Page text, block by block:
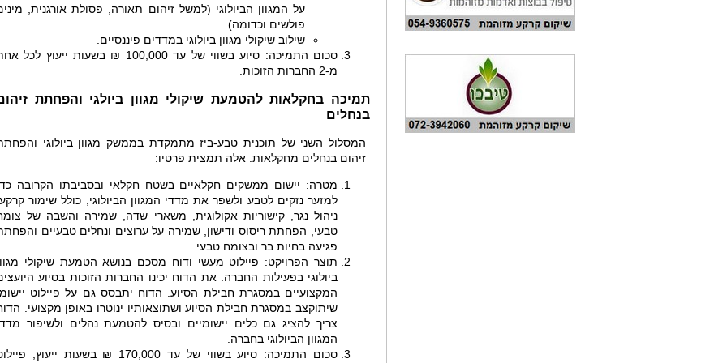
על המגוון הביולוגי (למשל זיהום תאורה, פסולת אורגנית,
פולשים וכדומה).
שילוב שיקולי מגוון ביולוגי במדדים פיננסיים.
סכום התמיכה: סיוע בשווי של עד 100,000 ₪ בשעות ייעוץ לכל
מ-2 החברות הזוכות.
תמיכה בחקלאות להטמעת שיקולי מגוון ביולגי והפחתת
בנחלים
המסלול השני של תוכנית טבע-ביז מתמקדת בממשק מגוון ביולוגי
זיהום בנחלים מחקלאות. אלה תמצית פרטיו:
מטרה: יישום ממשקים חקלאיים בשטח חקלאי ובסביבתו הקרובה
למזער נזקים לטבע ולשפר את מדדי המגוון הביולוגי, כולל שימור
ניהול נגר, קישוריות אקולוגית, משארי שדה, שמירה והשבה של
טבעי, הפחתת ריסוס ודישון, שמירה על ערוצים ונחלים טבעיים
פגיעה בחיות בר ובצומח טבעי.
תוצר הפרויקט: פיילוט מעשי ודוח מסכם בנושא הטמעת שיקולי
ביולוגי בפעילות החברה. את הדוח יכינו החברות הזוכות בסיוע
המקצועיים במסגרת חבילת הסיוע. הדוח יתבסס גם על פיילוט
שיתוקצב במסגרת חבילת הסיוע ושתוצאותיו ינוטרו באופן מקצועי.
צריך להציג גם כלים יישומיים ובסיס להטמעת נהלים ולשיפור
המגוון הביולוגי בחברה.
סכום התמיכה: סיוע בשווי של עד 170,000 ₪ בשעות ייעוץ,